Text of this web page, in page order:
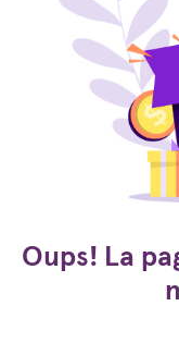
Oups! La